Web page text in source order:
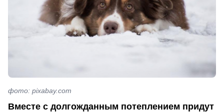
фото: pixabay.com
Вместе с долгожданным потеплением придут